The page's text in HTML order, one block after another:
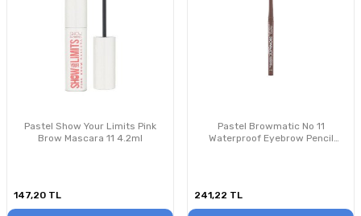
Pastel Show Your Limits Pink
Brow Mascara 11 4.2ml
147,20 TL
Pastel Browmatic No 11
Waterproof Eyebrow Pencil
241,22 TL